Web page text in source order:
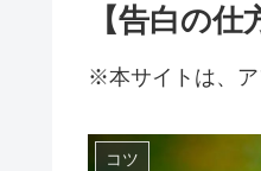
【告白の
※本サイトは、ア
コツ